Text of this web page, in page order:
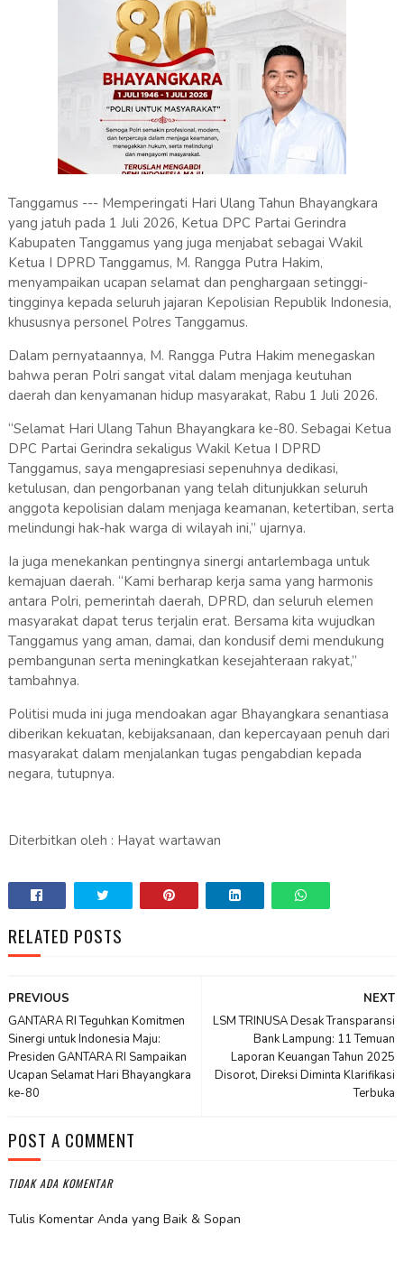
Tanggamus --- Memperingati Hari Ulang Tahun Bhayangkara
yang jatuh pada 1 Juli 2026, Ketua DPC Partai Gerindra
Kabupaten Tanggamus yang juga menjabat sebagai Wakil
Ketua I DPRD Tanggamus, M. Rangga Putra Hakim,
menyampaikan ucapan selamat dan penghargaan setinggi-
tingginya kepada seluruh jajaran Kepolisian Republik Indonesia,
khususnya personel Polres Tanggamus.
Dalam pernyataannya, M. Rangga Putra Hakim menegaskan
bahwa peran Polri sangat vital dalam menjaga keutuhan
daerah dan kenyamanan hidup masyarakat, Rabu 1 Juli 2026.
“Selamat Hari Ulang Tahun Bhayangkara ke-80. Sebagai Ketua
DPC Partai Gerindra sekaligus Wakil Ketua I DPRD
Tanggamus, saya mengapresiasi sepenuhnya dedikasi,
ketulusan, dan pengorbanan yang telah ditunjukkan seluruh
anggota kepolisian dalam menjaga keamanan, ketertiban, serta
melindungi hak-hak warga di wilayah ini,” ujarnya.
Ia juga menekankan pentingnya sinergi antarlembaga untuk
kemajuan daerah. “Kami berharap kerja sama yang harmonis
antara Polri, pemerintah daerah, DPRD, dan seluruh elemen
masyarakat dapat terus terjalin erat. Bersama kita wujudkan
Tanggamus yang aman, damai, dan kondusif demi mendukung
pembangunan serta meningkatkan kesejahteraan rakyat,”
tambahnya.
Politisi muda ini juga mendoakan agar Bhayangkara senantiasa
diberikan kekuatan, kebijaksanaan, dan kepercayaan penuh dari
masyarakat dalam menjalankan tugas pengabdian kepada
negara, tutupnya.
Diterbitkan oleh : Hayat wartawan
RELATED POSTS
NEXT
LSM TRINUSA Desak Transparansi
Bank Lampung: 11 Temuan
Laporan Keuangan Tahun 2025
Disorot, Direksi Diminta Klarifikasi
Terbuka
PREVIOUS
GANTARA RI Teguhkan Komitmen
Sinergi untuk Indonesia Maju:
Presiden GANTARA RI Sampaikan
Ucapan Selamat Hari Bhayangkara
ke-80
POST A COMMENT
TIDAK ADA KOMENTAR
Tulis Komentar Anda yang Baik & Sopan